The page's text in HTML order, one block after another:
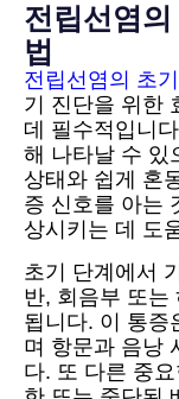
전립선염
법
전립선염의 초
기 진단을 위한
데 필수적입니
해 나타날 수 있
상태와 쉽게 혼
증 신호를 아는
상시키는 데 도
초기 단계에서
반, 회음부 또는
됩니다. 이 통증
며 항문과 음낭
다. 또 다른 중